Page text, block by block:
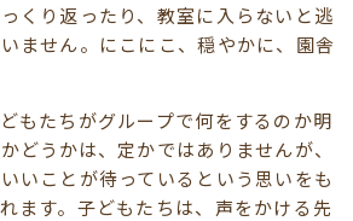
くり返ったり、教室に入らないと逃
ません。にこにこ、穏やかに、園舎
もたちがグループで何をするのか明
どうかは、定かではありませんが、
いことが待っているという思いをも
ます。子どもたちは、声をかける先